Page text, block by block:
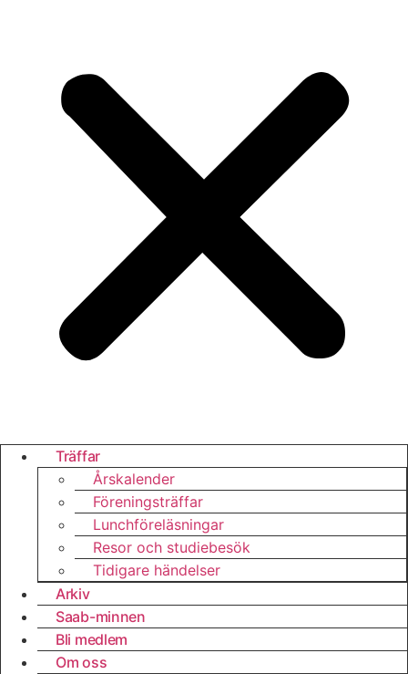
Träffar
Årskalender
Föreningsträffar
Lunchföreläsningar
Resor och studiebesök
Tidigare händelser
Arkiv
Saab-minnen
Bli medlem
Om oss